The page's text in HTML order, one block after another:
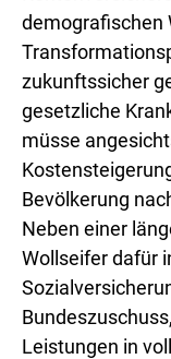
demografischen
zukunftssicher
gesetzliche
müsse
Bevölkerung
Neben einer
Wollseifer dafür
Leistungen in